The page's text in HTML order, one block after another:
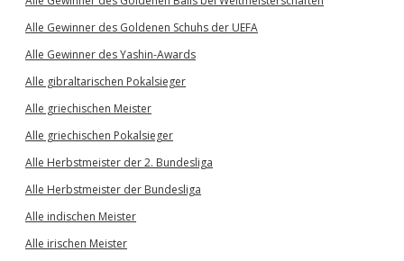
Alle Gewinner des Goldenen Schuhs der UEFA
Alle Gewinner des Yashin-Awards
Alle gibraltarischen Pokalsieger
Alle griechischen Meister
Alle griechischen Pokalsieger
Alle Herbstmeister der 2. Bundesliga
Alle Herbstmeister der Bundesliga
Alle indischen Meister
Alle irischen Meister